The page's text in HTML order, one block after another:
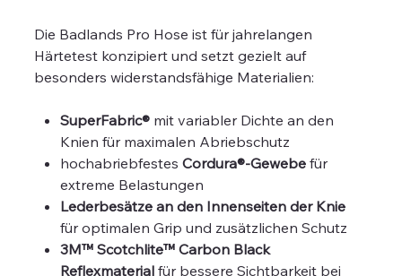
Die Badlands Pro Hose ist für jahrelangen
Härtetest konzipiert und setzt gezielt auf
besonders widerstandsfähige Materialien:
SuperFabric® mit variabler Dichte an den
Knien für maximalen Abriebschutz
hochabriebfestesCordura®-Gewebe für
extreme Belastungen
Lederbesätze an den Innenseiten der Knie
für optimalen Grip und zusätzlichen Schutz
3M™ Scotchlite™ Carbon Black
Reflexmaterial für bessere Sichtbarkeit bei